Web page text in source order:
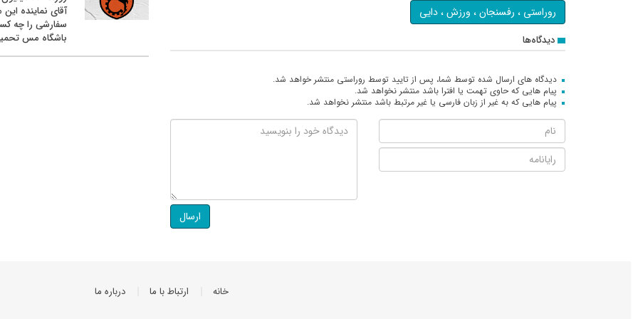
روراستی ، رفسنجان ، ورزش ، دایی
دیدگاه‌ها
دیدگاه های ارسال شده توسط شما، پس از تایید توسط روراستی منتشر خواهد شد.
پیام هایی که حاوی تهمت یا افترا باشد منتشر نخواهد شد.
پیام هایی که به غیر از زبان فارسی یا غیر مرتبط باشد منتشر نخواهد شد.
ارسال
آقای نماینده این
سفارشی را چه
باشگاه مس
خانه ارتباط با ما درباره ما